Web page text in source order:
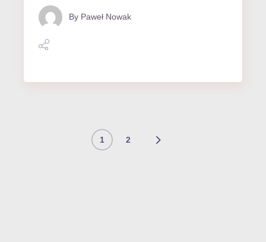
By Paweł Nowak
Nawigacja
1 2